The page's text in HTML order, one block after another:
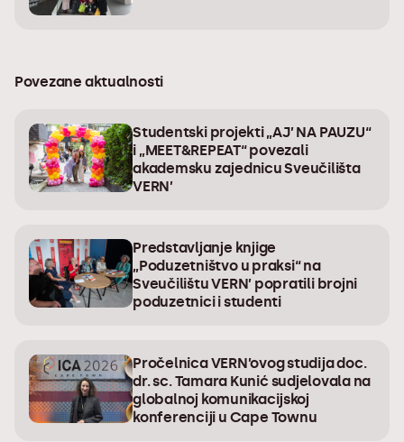
Povezane aktualnosti
Studentski projekti „AJ’ NA PAUZU“
i „MEET&REPEAT“ povezali
akademsku zajednicu Sveučilišta
VERN’
Predstavljanje knjige
„Poduzetništvo u praksi“ na
Sveučilištu VERN’ popratili brojni
poduzetnici i studenti
Pročelnica VERN’ovog studija doc.
dr. sc. Tamara Kunić sudjelovala na
globalnoj komunikacijskoj
konferenciji u Cape Townu